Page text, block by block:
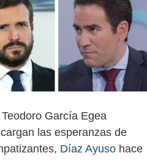
García Egea
las esperanzas de
Díaz Ayuso hace